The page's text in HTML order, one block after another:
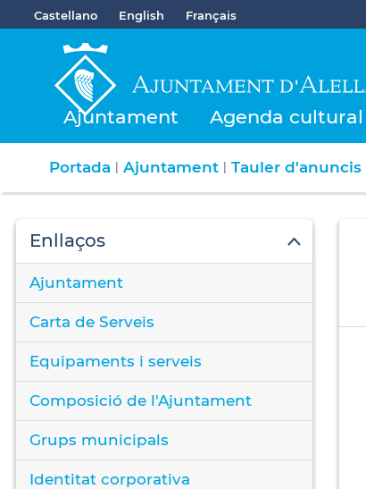
Castellano English Français
Ajuntament Agenda cultural
Portada | Ajuntament | Tauler d'anuncis
Enllaços
Ajuntament
Carta de Serveis
Equipaments i serveis
Composició de l'Ajuntament
Grups municipals
Identitat corporativa